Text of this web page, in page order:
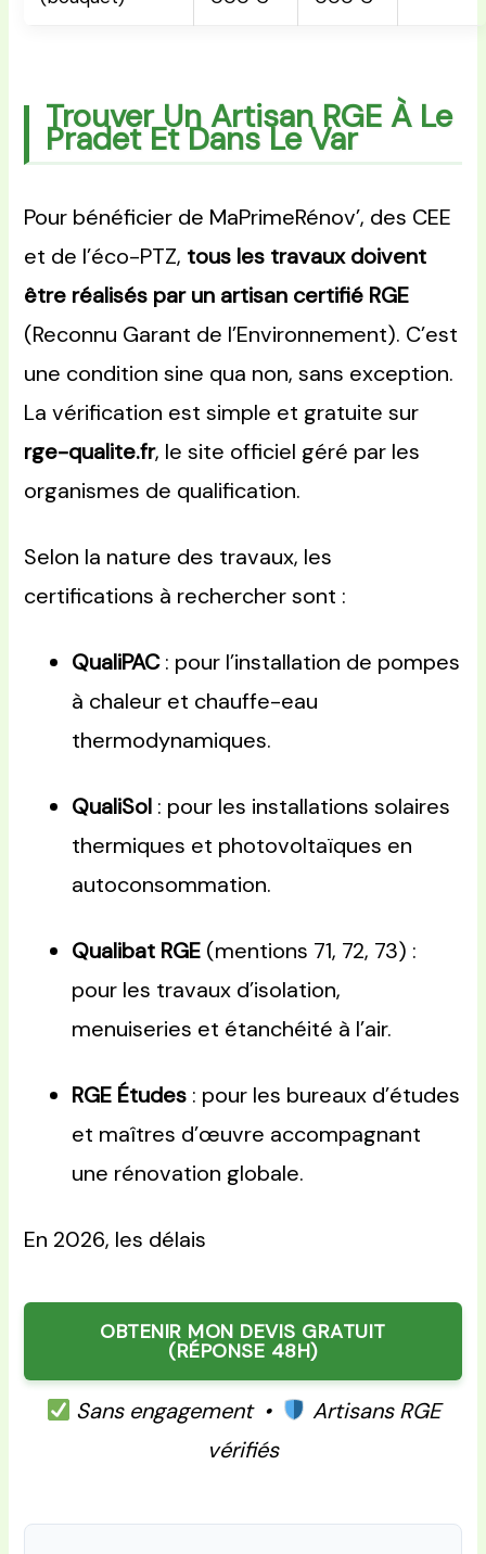
Trouver Un Artisan RGE À Le
Pradet Et Dans Le Var
Pour bénéficier de MaPrimeRénov’, des CEE
et de l’éco-PTZ, tous les travaux doivent
être réalisés par un artisan certifié RGE
(Reconnu Garant de l’Environnement). C’est
une condition sine qua non, sans exception.
La vérification est simple et gratuite sur
rge-qualite.fr, le site officiel géré par les
organismes de qualification.
Selon la nature des travaux, les
certifications à rechercher sont :
QualiPAC: pour l’installation de pompes
à chaleur et chauffe-eau
thermodynamiques.
QualiSol : pour les installations solaires
thermiques et photovoltaïques en
autoconsommation.
Qualibat RGE (mentions 71, 72, 73) :
pour les travaux d’isolation,
menuiseries et étanchéité à l’air.
RGE Études : pour les bureaux d’études
et maîtres d’œuvre accompagnant
une rénovation globale.
En 2026, les délais
OBTENIR MON DEVIS GRATUIT
(RÉPONSE 48H)
Sans engagement •
Artisans RGE
vérifiés